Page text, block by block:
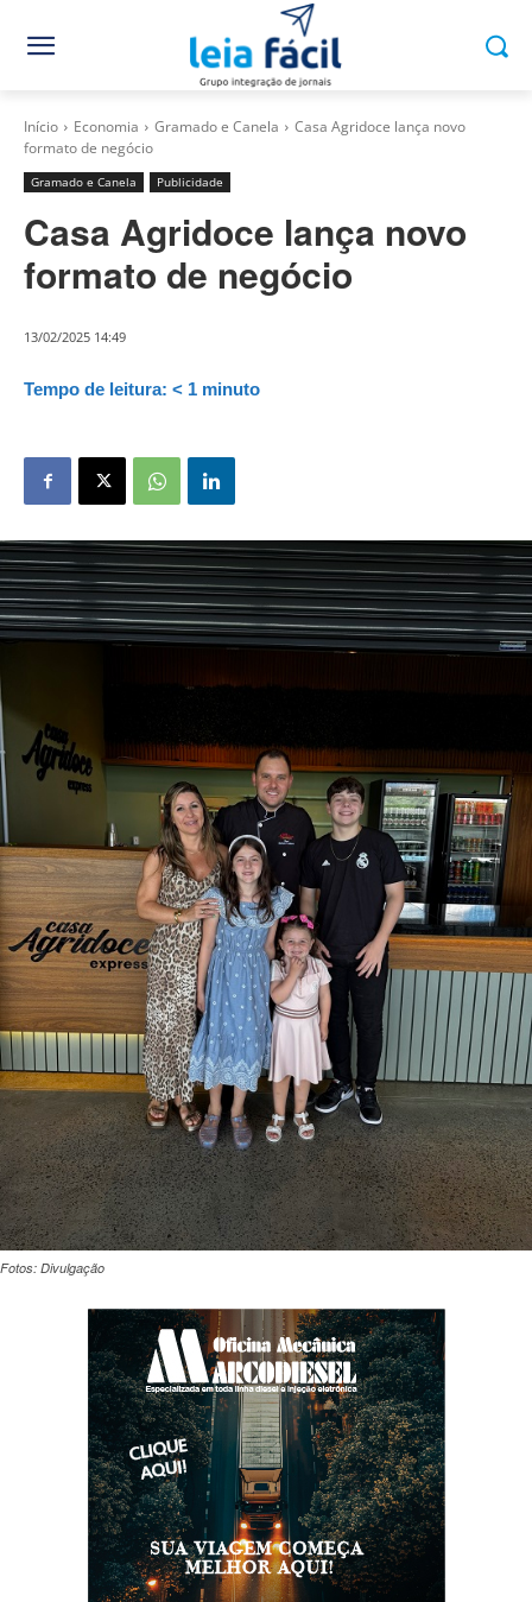
Início Economia Gramado e Canela
Casa Agridoce lança novo
formato de negócio
Gramado e Canela Publicidade
Casa Agridoce lança novo
formato de negócio
13/02/2025 14:49
Tempo de leitura: < 1 minuto
Fotos: Divulgação